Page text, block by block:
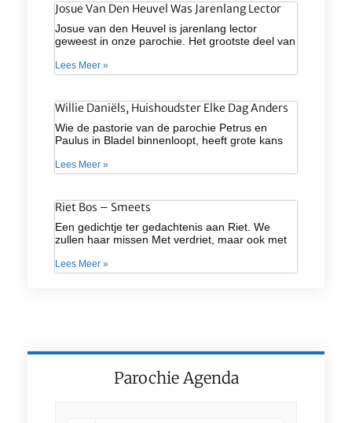
Josue Van Den Heuvel Was Jarenlang Lector
Josue van den Heuvel is jarenlang lector
geweest in onze parochie. Het grootste deel van
Lees Meer »
Willie Daniëls, Huishoudster Elke Dag Anders
Wie de pastorie van de parochie Petrus en
Paulus in Bladel binnenloopt, heeft grote kans
Lees Meer »
Riet Bos – Smeets
Een gedichtje ter gedachtenis aan Riet. We
zullen haar missen Met verdriet, maar ook met
Lees Meer »
Parochie Agenda